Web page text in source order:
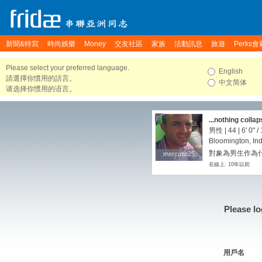
新聞&特寫 時尚娛樂 Money 交友社區 家族 活動訊息 旅遊 Perks會
Please select your preferred language.
請選擇你慣用的語言。
请选择你惯用的语言。
English
中文简体
mercutio25
mercutio25
...nothing
男性 | 44 | 6' 0" /
Bloomington,
對象為男生作為
在線上: 10年以前
Please
用戶名